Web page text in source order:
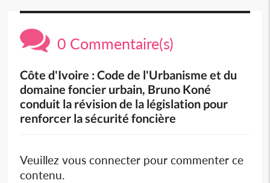
0 Commentaire(s)
Côte d'Ivoire : Code de l'Urbanisme et du
domaine foncier urbain, Bruno Koné
conduit la révision de la législation pour
renforcer la sécurité foncière
Veuillez vous connecter pour commenter ce
contenu.